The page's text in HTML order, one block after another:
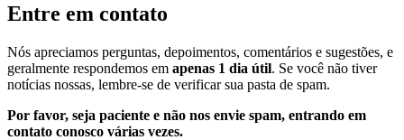
Entre em contato
Nós apreciamos perguntas, depoimentos, comentários e sugestões, e
geralmente respondemos em apenas 1 dia útil. Se você não tiver
notícias nossas, lembre-se de verificar sua pasta de spam.
Por favor, seja paciente e não nos envie spam, entrando em
contato conosco várias vezes.